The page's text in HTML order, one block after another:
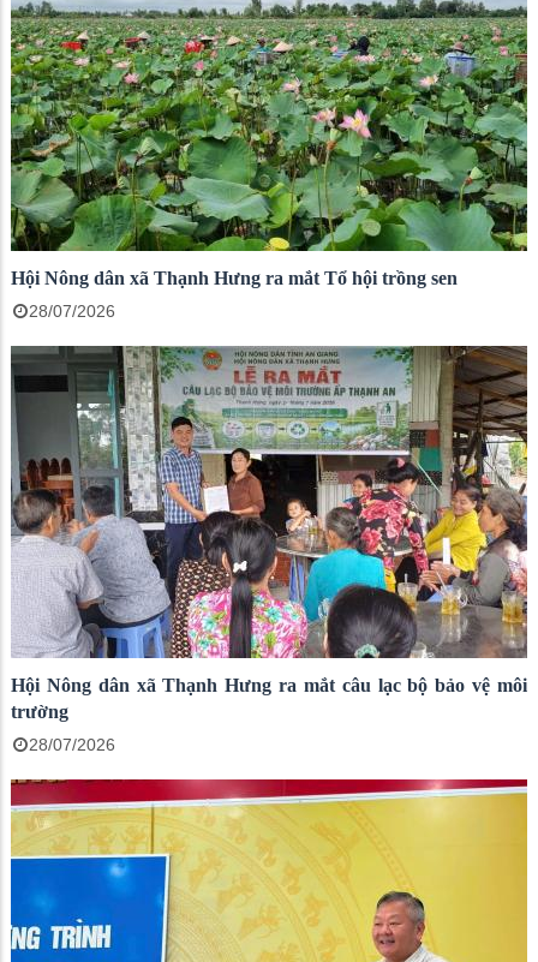
Hội Nông dân xã Thạnh Hưng ra mắt Tổ hội trồng sen
28/07/2026
Hội Nông dân xã Thạnh Hưng ra mắt câu lạc bộ bảo vệ môi
trường
28/07/2026